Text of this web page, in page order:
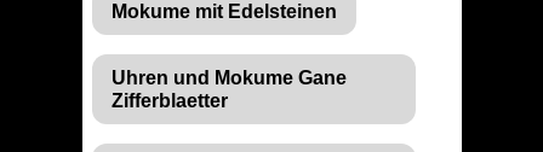
Mokume mit Edelsteinen
Uhren und Mokume Gane
Zifferblaetter